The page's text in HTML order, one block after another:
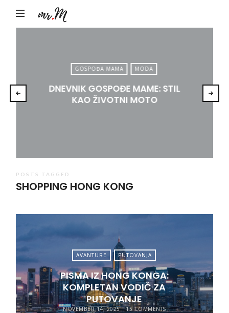
by
Tadić
GOSPOĐA MAMA MODA
DNEVNIK GOSPOĐE MAME: STIL
KAO ŽIVOTNI MOTO
POSTS TAGGED
SHOPPING HONG KONG
AVANTURE PUTOVANJA
PISMA IZ HONG KONGA:
KOMPLETAN VODIČ ZA
PUTOVANJE
NOVEMBER 14, 2025 15 COMMENTS